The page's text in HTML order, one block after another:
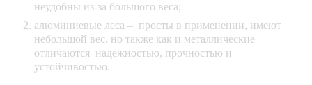
неудобны из-за большого веса;
алюминиевые леса – просты в применении, имеют
небольшой вес, но также как и металлические
отличаются надежностью, прочностью и
устойчивостью.